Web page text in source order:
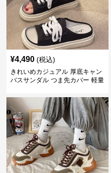
¥4,490 (税込)
きれいめカジュアル 厚底キャン
バスサンダル つま先カバー 軽量
アルシューズ